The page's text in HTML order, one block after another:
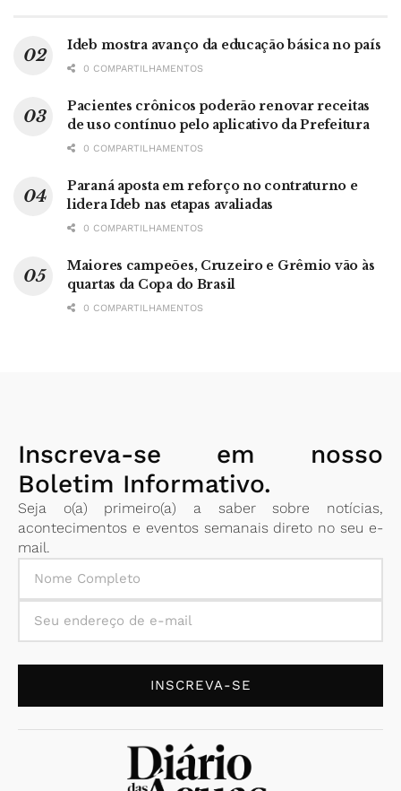
Ideb mostra avanço da educação básica no país
0 COMPARTILHAMENTOS
Pacientes crônicos poderão renovar receitas
de uso contínuo pelo aplicativo da Prefeitura
0 COMPARTILHAMENTOS
Paraná aposta em reforço no contraturno e
lidera Ideb nas etapas avaliadas
0 COMPARTILHAMENTOS
Maiores campeões, Cruzeiro e Grêmio vão às
quartas da Copa do Brasil
0 COMPARTILHAMENTOS
Inscreva-se em nosso
Boletim Informativo.
Seja o(a) primeiro(a) a saber sobre notícias,
acontecimentos e eventos semanais direto no seu e-
mail.
INSCREVA-SE